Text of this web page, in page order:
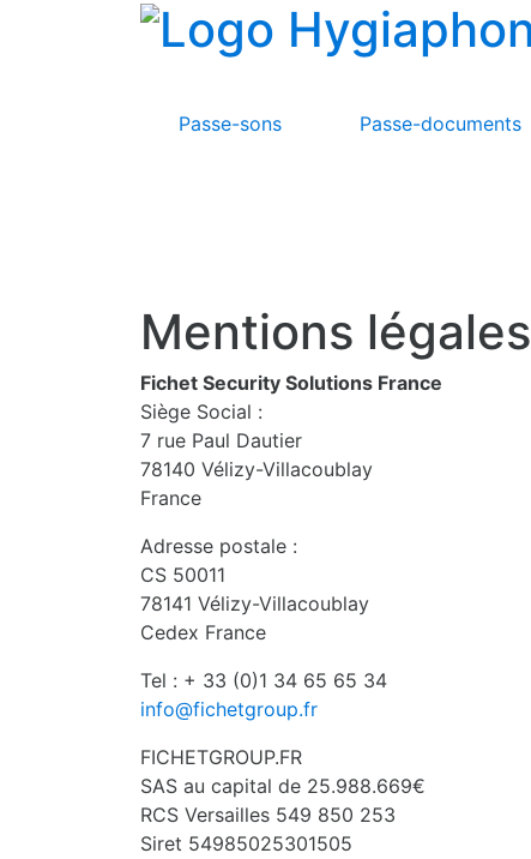
Passe-sons(current) Passe-documents
Mentions légales
Fichet Security Solutions France
Siège Social :
7 rue Paul Dautier
78140 Vélizy-Villacoublay
France
Adresse postale :
CS 50011
78141 Vélizy-Villacoublay
Cedex France
Tel : + 33 (0)1 34 65 65 34
info@fichetgroup.fr
FICHETGROUP.FR
SAS au capital de 25.988.669€
RCS Versailles 549 850 253
Siret 54985025301505